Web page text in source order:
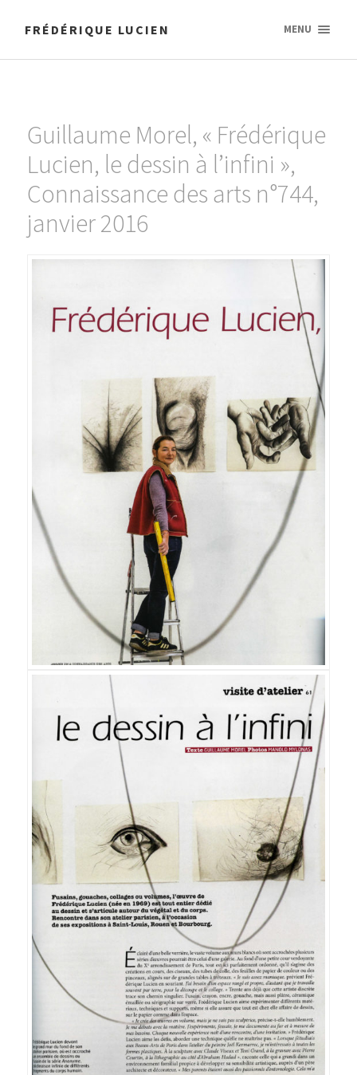
FRÉDÉRIQUE LUCIEN MENU
Guillaume Morel, « Frédérique
Lucien, le dessin à l’infini »,
Connaissance des arts n°744,
janvier 2016